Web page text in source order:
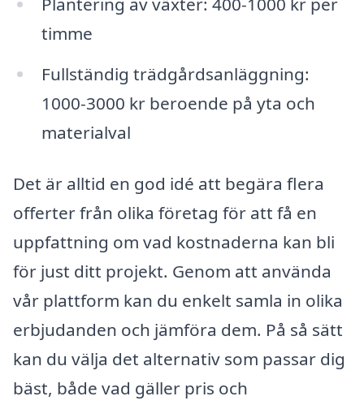
timme
Fullständig trädgårdsanläggning:
1000-3000 kr beroende på yta och
materialval
Det är alltid en god idé att begära flera
offerter från olika företag för att få en
uppfattning om vad kostnaderna kan bli
för just ditt projekt. Genom att använda
vår plattform kan du enkelt samla in olika
erbjudanden och jämföra dem. På så sätt
kan du välja det alternativ som passar dig
bäst, både vad gäller pris och